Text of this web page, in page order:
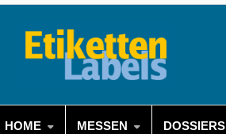
HOME MESSEN DOSSIERS